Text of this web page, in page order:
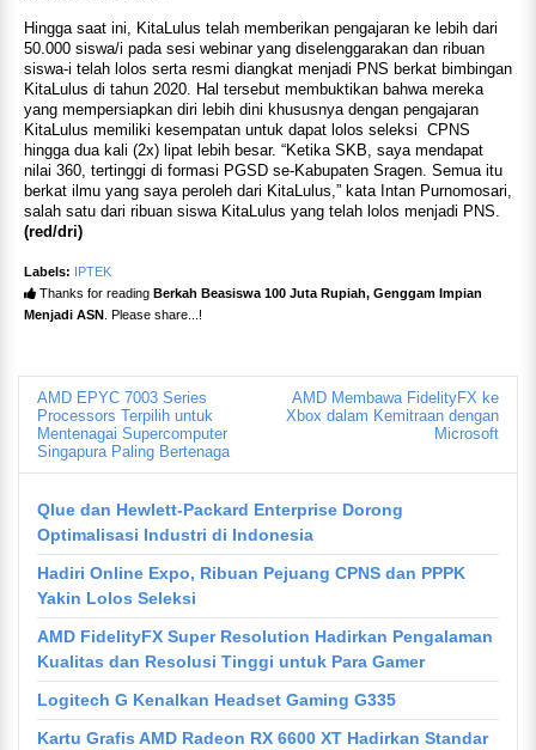
Hingga saat ini, KitaLulus telah memberikan pengajaran ke lebih dari
50.000 siswa/i pada sesi webinar yang diselenggarakan dan ribuan
siswa-i telah lolos serta resmi diangkat menjadi PNS berkat bimbingan
KitaLulus di tahun 2020. Hal tersebut membuktikan bahwa mereka
yang mempersiapkan diri lebih dini khususnya dengan pengajaran
KitaLulus memiliki kesempatan untuk dapat lolos seleksi CPNS
hingga dua kali (2x) lipat lebih besar. “Ketika SKB, saya mendapat
nilai 360, tertinggi di formasi PGSD se-Kabupaten Sragen. Semua itu
berkat ilmu yang saya peroleh dari KitaLulus,” kata Intan Purnomosari,
salah satu dari ribuan siswa KitaLulus yang telah lolos menjadi PNS.
(red/dri)
Labels: IPTEK
Thanks for reading Berkah Beasiswa 100 Juta Rupiah, Genggam Impian
Menjadi ASN . Please share...!
AMD EPYC 7003 Series
Processors Terpilih untuk
Mentenagai Supercomputer
Singapura Paling Bertenaga
AMD Membawa FidelityFX ke
Xbox dalam Kemitraan dengan
Microsoft
Qlue dan Hewlett-Packard Enterprise Dorong
Optimalisasi Industri di Indonesia
Hadiri Online Expo, Ribuan Pejuang CPNS dan PPPK
Yakin Lolos Seleksi
AMD FidelityFX Super Resolution Hadirkan Pengalaman
Kualitas dan Resolusi Tinggi untuk Para Gamer
Logitech G Kenalkan Headset Gaming G335
Kartu Grafis AMD Radeon RX 6600 XT Hadirkan Standar